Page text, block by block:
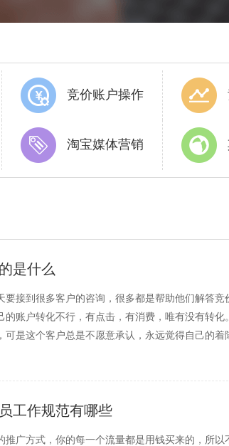
竞价账户操作
淘宝媒体营销
是什么
接到很多客户的咨询，很多都是帮助他们解答竞
账户转化不行，有点击，有消费，唯有没有转化
是这个客户总是不愿意承认，永远觉得自己的着
工作规范有哪些
推广方式，你的每一个流量都是用钱买来的，所以